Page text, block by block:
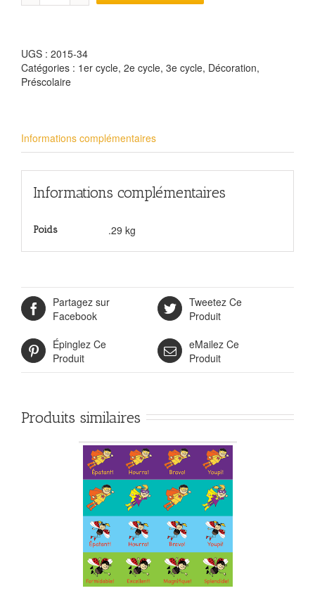
UGS : 2015-34
Catégories : 1er cycle, 2e cycle, 3e cycle, Décoration,
Préscolaire
Informations complémentaires
Informations complémentaires
Poids .29 kg
Partagez sur
Facebook
Tweetez Ce
Produit
Épinglez Ce
Produit
eMailez Ce
Produit
Produits similaires